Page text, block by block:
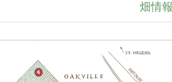
畑情報